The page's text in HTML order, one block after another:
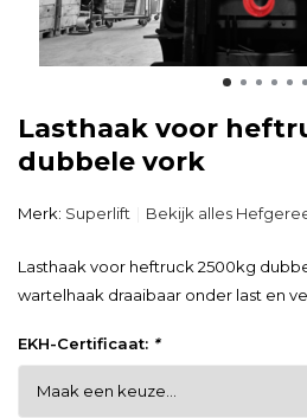
Lasthaak voor
dubbele vork
Merk: Superlift Bekijk alles
Lasthaak voor heftruck 2500kg
wartelhaak draaibaar onder last en
EKH-Certificaat: *